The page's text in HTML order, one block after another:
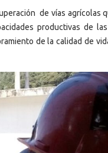
de vías agrícolas
productivas de
de la calidad de